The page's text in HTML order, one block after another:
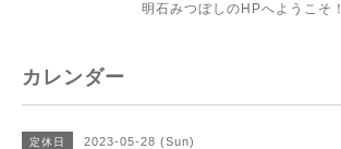
明石みつぼしのHPへようこそ！
カレンダー
定休日 2023-05-28 (Sun)